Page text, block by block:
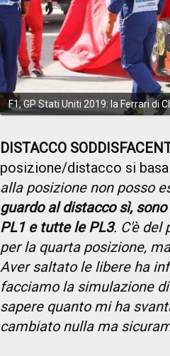
F1, GP Stati Uniti 2019: la Ferrari di
DISTACCO
posizione/distacco si basa
alla posizione non posso
guardo al distacco sì,
PL1 e tutte le PL3. C'è del
per la quarta posizione,
Aver saltato le libere ha
facciamo la simulazione
sapere quanto mi ha
cambiato nulla ma